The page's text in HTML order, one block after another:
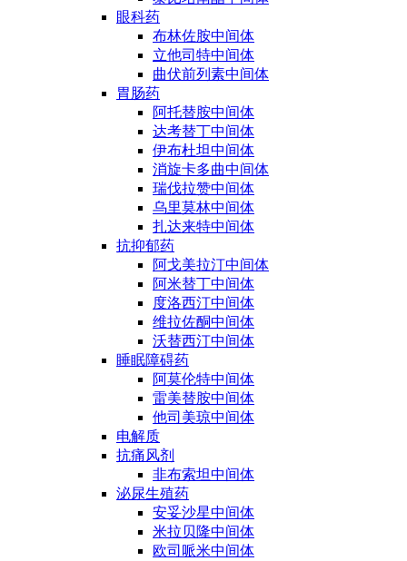
眼科药
布林佐胺中间体
立他司特中间体
曲伏前列素中间体
胃肠药
阿托替胺中间体
达考替丁中间体
伊布杜坦中间体
消旋卡多曲中间体
瑞伐拉赞中间体
乌里莫林中间体
扎达来特中间体
抗抑郁药
阿戈美拉汀中间体
阿米替丁中间体
度洛西汀中间体
维拉佐酮中间体
沃替西汀中间体
睡眠障碍药
阿莫伦特中间体
雷美替胺中间体
他司美琼中间体
电解质
抗痛风剂
非布索坦中间体
泌尿生殖药
安妥沙星中间体
米拉贝隆中间体
欧司哌米中间体